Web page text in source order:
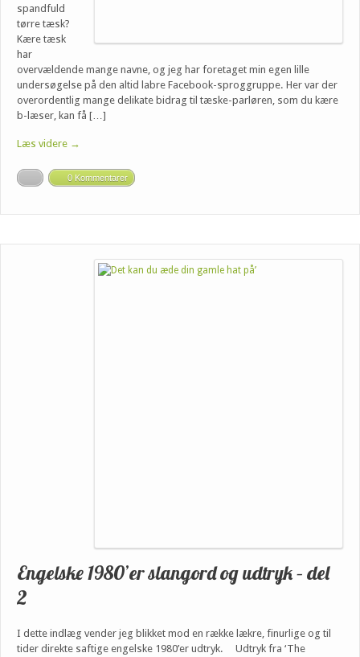
spandfuld
tørre tæsk?
Kære tæsk
har
overvældende mange navne, og jeg har foretaget min egen lille
undersøgelse på den altid labre Facebook-sproggruppe. Her var der
overordentlig mange delikate bidrag til tæske-parløren, som du kære
b-læser, kan få […]
Læs videre →
0 Kommentarer
Engelske 1980’er slangord og udtryk – del
2
I dette indlæg vender jeg blikket mod en række lækre, finurlige og til
tider direkte saftige engelske 1980’er udtryk. Udtryk fra ‘The